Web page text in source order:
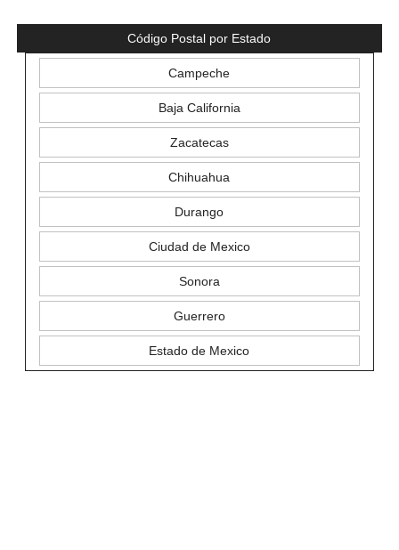
Código Postal por Estado
Campeche
Baja California
Zacatecas
Chihuahua
Durango
Ciudad de Mexico
Sonora
Guerrero
Estado de Mexico